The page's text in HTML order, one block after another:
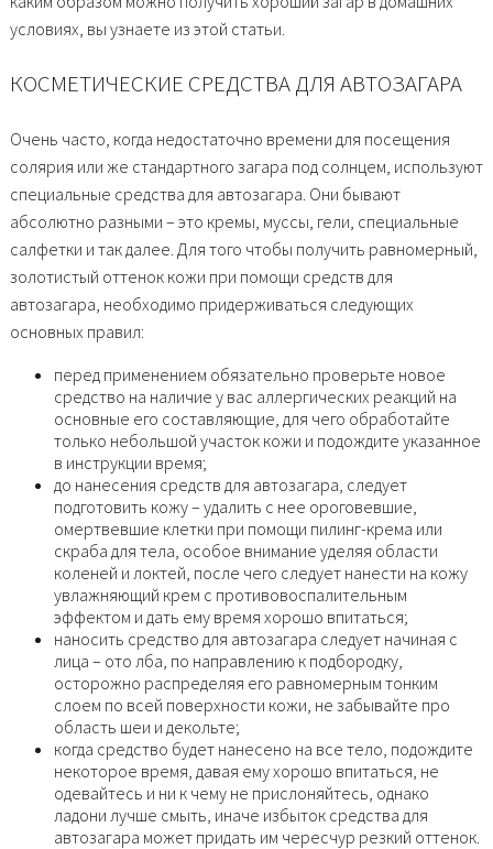
условиях, вы узнаете из этой статьи.
КОСМЕТИЧЕСКИЕ СРЕДСТВА ДЛЯ АВТОЗАГАРА
Очень часто, когда недостаточно времени для посещения
солярия или же стандартного загара под солнцем, используют
специальные средства для автозагара. Они бывают
абсолютно разными – это кремы, муссы, гели, специальные
салфетки и так далее. Для того чтобы получить равномерный,
золотистый оттенок кожи при помощи средств для
автозагара, необходимо придерживаться следующих
основных правил:
перед применением обязательно проверьте новое
средство на наличие у вас аллергических реакций на
основные его составляющие, для чего обработайте
только небольшой участок кожи и подождите указанное
в инструкции время;
до нанесения средств для автозагара, следует
подготовить кожу – удалить с нее ороговевшие,
омертвевшие клетки при помощи пилинг-крема или
скраба для тела, особое внимание уделяя области
коленей и локтей, после чего следует нанести на кожу
увлажняющий крем с противовоспалительным
эффектом и дать ему время хорошо впитаться;
наносить средство для автозагара следует начиная с
лица – ото лба, по направлению к подбородку,
осторожно распределяя его равномерным тонким
слоем по всей поверхности кожи, не забывайте про
область шеи и декольте;
когда средство будет нанесено на все тело, подождите
некоторое время, давая ему хорошо впитаться, не
одевайтесь и ни к чему не прислоняйтесь, однако
ладони лучше смыть, иначе избыток средства для
автозагара может придать им чересчур резкий оттенок.